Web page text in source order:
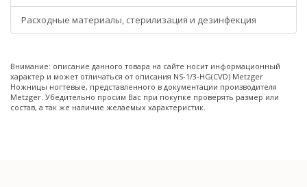
Расходные материалы, стерилизация и дезинфекция
Внимание: описание данного товара на сайте носит информационный
характер и может отличаться от описания NS-1/3-HG(CVD) Metzger
Ножницы ногтевые, представленного в документации производителя
Metzger. Убедительно просим Вас при покупке проверять размер или
состав, а так же наличие желаемых характеристик.